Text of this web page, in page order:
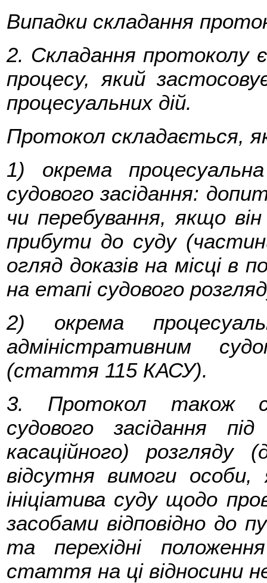
Випадки складання
2. Складання протоколу
процесу, який
процесуальних дій.
Протокол складається,
1) окрема
судового засідання:
чи перебування, якщо
прибути до суду
огляд доказів на місці в
на етапі судового
2) окрема
адміністративним
(стаття 115 КАСУ).
3. Протокол також
судового засідання
касаційного)
відсутня вимоги
ініціатива суду щодо
засобами відповідно до
та перехідні
стаття на ці відносини